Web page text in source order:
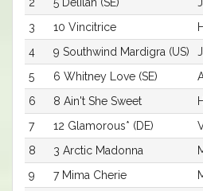
3
10 Vincitrice
4
9 Southwind Mardigra (US)
5
6 Whitney Love (SE)
6
8 Ain't She Sweet
7
12 Glamorous* (DE)
8
3 Arctic Madonna
9
7 Mima Cherie